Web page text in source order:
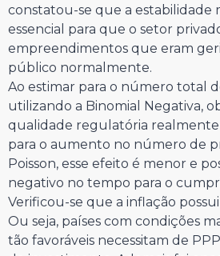
constatou-se que a estabilidade
essencial para que o setor
empreendimentos que eram
público normalmente.
Ao estimar para o número total
utilizando a Binomial Negativa,
qualidade regulatória
para o aumento no número de
Poisson, esse efeito é menor e
negativo no tempo para o
Verificou-se que a inflação
Ou seja, países com condições
tão favoráveis necessitam de